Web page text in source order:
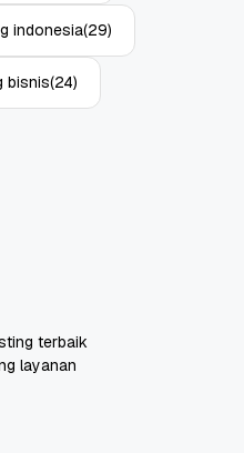
indonesia(29)
bisnis(24)
terbaik
layanan